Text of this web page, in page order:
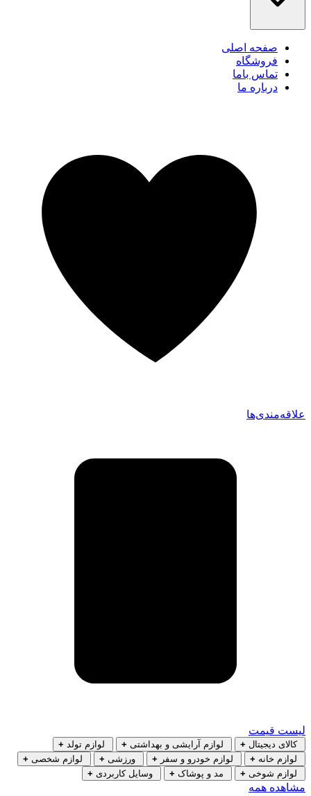
صفحه اصلی
فروشگاه
تماس باما
درباره ما
علاقه‌مندی‌ها
لیست قیمت
کالای دیجیتال + لوازم آرایشی و بهداشتی + لوازم تولد +
لوازم خانه + لوازم خودرو و سفر + ورزشی + لوازم شخصی +
لوازم شوخی + مد و پوشاک + وسایل کاربردی +
مشاهده همه